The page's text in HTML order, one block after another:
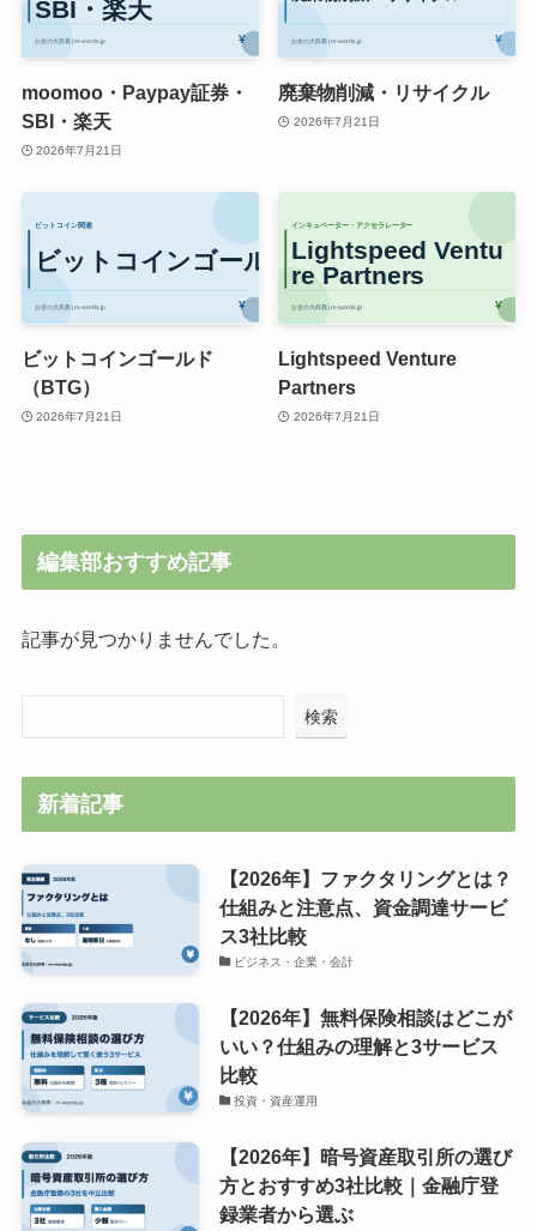
moomoo・Paypay証券・
SBI・楽天
2026年7月21日
廃棄物削減・リサイクル
2026年7月21日
ビットコインゴールド
（BTG）
2026年7月21日
Lightspeed Venture
Partners
2026年7月21日
編集部おすすめ記事
記事が見つかりませんでした。
検索
新着記事
【2026年】ファクタリングとは？
仕組みと注意点、資金調達サービ
ス3社比較
ビジネス・企業・会計
【2026年】無料保険相談はどこが
いい？仕組みの理解と3サービス
比較
投資・資産運用
【2026年】暗号資産取引所の選び
方とおすすめ3社比較｜金融庁登
録業者から選ぶ